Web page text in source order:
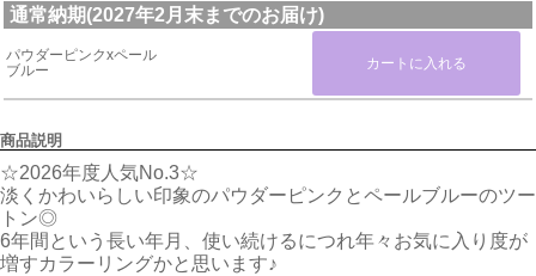
通常納期(2027年2月末までのお届け)
パウダーピンクxペール
ブルー
商品説明
☆2026年度人気No.3☆
淡くかわいらしい印象のパウダーピンクとペールブルーのツー
トン◎
6年間という長い年月、使い続けるにつれ年々お気に入り度が
増すカラーリングかと思います♪